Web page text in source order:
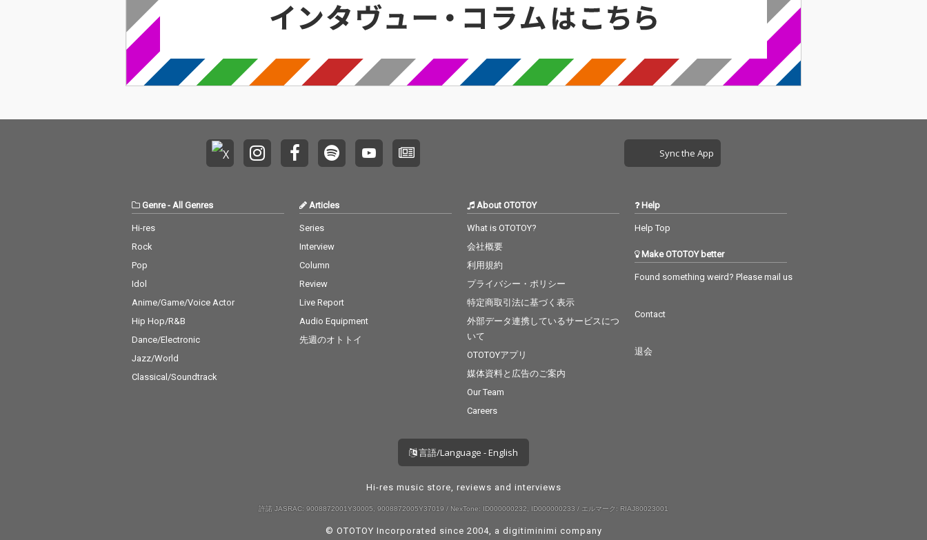
Sync the App
Genre- All Genres
Hi-res
Rock
Pop
Idol
Anime/Game/Voice Actor
Hip Hop/R&B
Dance/Electronic
Jazz/World
Classical/Soundtrack
Articles
Series
Interview
Column
Review
Live Report
Audio Equipment
先週のオトトイ
About OTOTOY
What is OTOTOY?
会社概要
利用規約
プライバシー・ポリシー
特定商取引法に基づく表示
外部データ連携しているサービスにつ
いて
OTOTOYアプリ
媒体資料と広告のご案内
Our Team
Careers
Help
Help Top
Make OTOTOY better
Found something weird? Please mail us
Contact
退会
言語/Language - English
Hi-res music store, reviews and interviews
許諾 JASRAC: 9008872001Y30005, 9008872005Y37019 / NexTone: ID000000232, ID000000233 / エルマーク: RIAJ80023001
© OTOTOY Incorporated since 2004, a digitiminimi company